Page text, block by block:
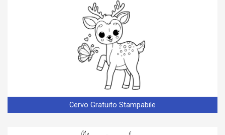
Cervo Gratuito Stampabile